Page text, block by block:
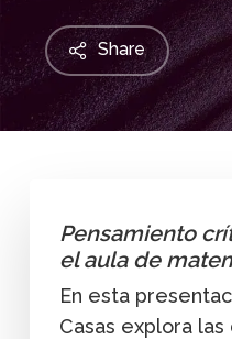
Share
Pensamiento
el aula de
En esta
Casas explora